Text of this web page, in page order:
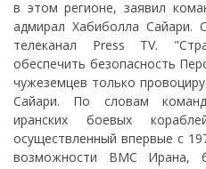
в этом регионе, заявил
адмирал Хабиболла Сайари.
телеканал Press TV.
обеспечить безопасность
чужеземцев только
Сайари. По словам
иранских боевых
осуществленный впервые с
возможности ВМС Ирана,